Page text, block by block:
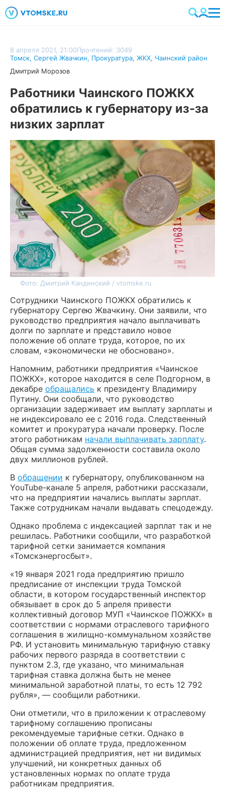
8 апреля 2021, 21:00Прочтений: 3049
Томск, Сергей Жвачкин, Прокуратура, ЖКХ, Чаинский район
Дмитрий Морозов
Работники Чаинского ПОЖКХ
обратились к губернатору из-за
низких зарплат
Фото: Дмитрий Кандинский / vtomske.ru
Сотрудники Чаинского ПОЖКХ обратились к
губернатору Сергею Жвачкину. Они заявили, что
руководство предприятия начало выплачивать
долги по зарплате и представило новое
положение об оплате труда, которое, по их
словам, «экономически не обосновано».
Напомним, работники предприятия «Чаинское
ПОЖКХ», которое находится в селе Подгорном, в
декабре обращались к президенту Владимиру
Путину. Они сообщали, что руководство
организации задерживает им выплату зарплаты и
не индексировало ее с 2016 года. Следственный
комитет и прокуратура начали проверку. После
этого работникам начали выплачивать зарплату.
Общая сумма задолженности составила около
двух миллионов рублей.
В обращении к губернатору, опубликованном на
YouTube-канале 5 апреля, работники рассказали,
что на предприятии начались выплаты зарплат.
Также сотрудникам начали выдавать спецодежду.
Однако проблема с индексацией зарплат так и не
решилась. Работники сообщили, что разработкой
тарифной сетки занимается компания
«Томскэнергосбыт».
«19 января 2021 года предприятию пришло
предписание от инспекции труда Томской
области, в котором государственный инспектор
обязывает в срок до 5 апреля привести
коллективный договор МУП «Чаинское ПОЖКХ» в
соответствии с нормами отраслевого тарифного
соглашения в жилищно-коммунальном хозяйстве
РФ. И установить минимальную тарифную ставку
рабочих первого разряда в соответствии с
пунктом 2.3, где указано, что минимальная
тарифная ставка должна быть не менее
минимальной заработной платы, то есть 12 792
рубля», — сообщили работники.
Они отметили, что в приложении к отраслевому
тарифному соглашению прописаны
рекомендуемые тарифные сетки. Однако в
положении об оплате труда, предложенном
администрацией предприятия, нет ни видимых
улучшений, ни конкретных данных об
установленных нормах по оплате труда
работникам предприятия.